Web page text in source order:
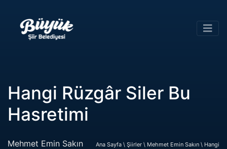
Hangi Rüzgâr Siler Bu
Hasretimi
Mehmet Emin Sakın Ana Sayfa \ Şiirler \ Mehmet Emin Sakın \ Hangi